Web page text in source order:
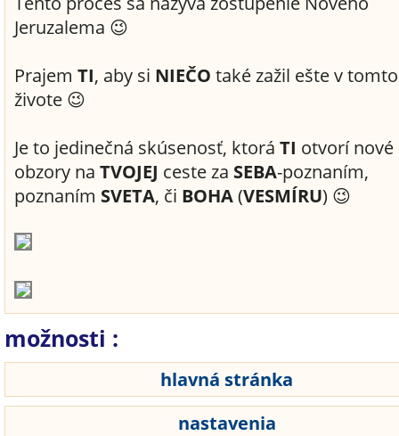
Jeruzalema 😉
Prajem TI, aby si NIEČO také zažil ešte v tomto
živote 😉
Je to jedinečná skúsenosť, ktorá TI otvorí nové
obzory na TVOJEJ ceste za SEBA-poznaním,
poznaním SVETA, či BOHA(VESMÍRU) 😉
možnosti :
hlavná stránka
nastavenia